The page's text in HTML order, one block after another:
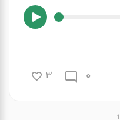
0
3